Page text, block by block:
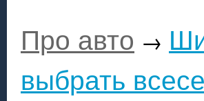
Про авто →
выбрать